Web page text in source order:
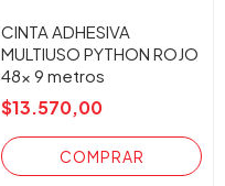
CINTA ADHESIVA
MULTIUSO PYTHON ROJO
48x 9 metros
$13.570,00